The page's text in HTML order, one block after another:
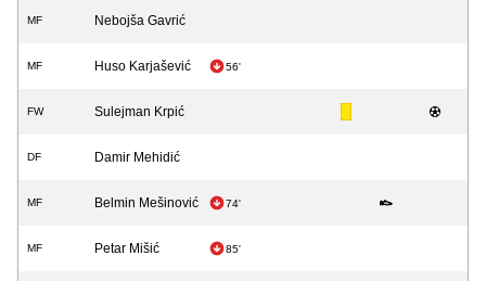
MF Nebojša Gavrić
MF Huso Karjašević 56'
FW Sulejman Krpić
DF Damir Mehidić
MF Belmin Mešinović 74'
MF Petar Mišić 85'